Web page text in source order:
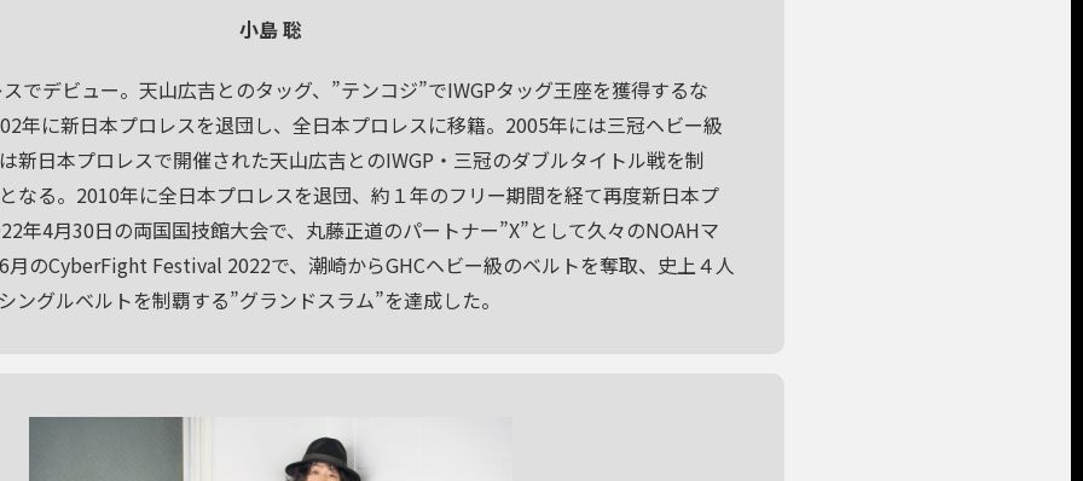
小島 聡
でデビュー。天山広吉とのタッグ、”テンコジ”でIWGPタッグ王座を獲得するな
年に新日本プロレスを退団し、全日本プロレスに移籍。2005年には三冠ヘビー級
新日本プロレスで開催された天山広吉とのIWGP・三冠のダブルタイトル戦を制
なる。2010年に全日本プロレスを退団、約１年のフリー期間を経て再度新日本プ
年4月30日の両国国技館大会で、丸藤正道のパートナー”X”として久々のNOAHマ
月のCyberFight Festival 2022で、潮崎からGHCヘビー級のベルトを奪取、史上４人
ングルベルトを制覇する”グランドスラム”を達成した。